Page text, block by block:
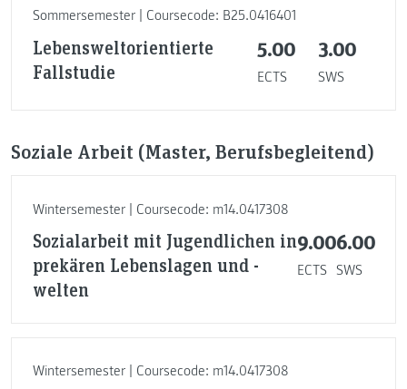
Sommersemester | Coursecode: B25.0416401
Lebensweltorientierte
Fallstudie
5.00
ECTS
3.00
SWS
Soziale Arbeit (Master, Berufsbegleitend)
Wintersemester | Coursecode: m14.0417308
Sozialarbeit mit Jugendlichen in
prekären Lebenslagen und -
welten
9.00
ECTS
6.00
SWS
Wintersemester | Coursecode: m14.0417308